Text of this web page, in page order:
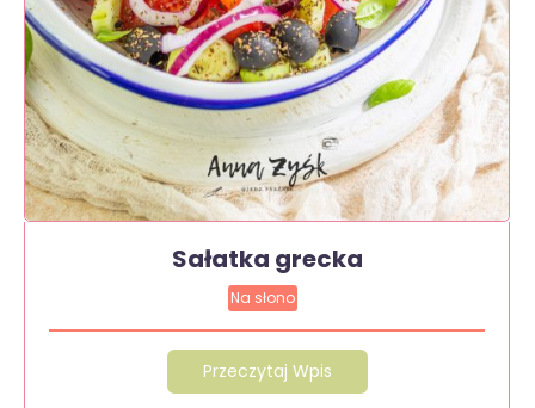
Sałatka grecka
Na słono
Przeczytaj Wpis